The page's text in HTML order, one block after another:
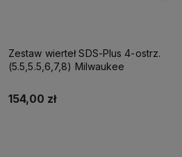
Zestaw wierteł SDS-Plus 4-ostrz.
(5.5,5.5,6,7,8) Milwaukee
154,00 zł